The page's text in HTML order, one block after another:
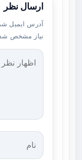
ارسال نظر
آدرس ایمیل
نیاز مشخص